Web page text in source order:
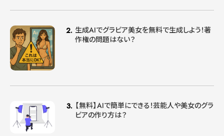
生成AIでグラビア美女を無料で生成しよう！著
作権の問題はない？
【無料】AIで簡単にできる！芸能人や美女のグラ
ビアの作り方は？